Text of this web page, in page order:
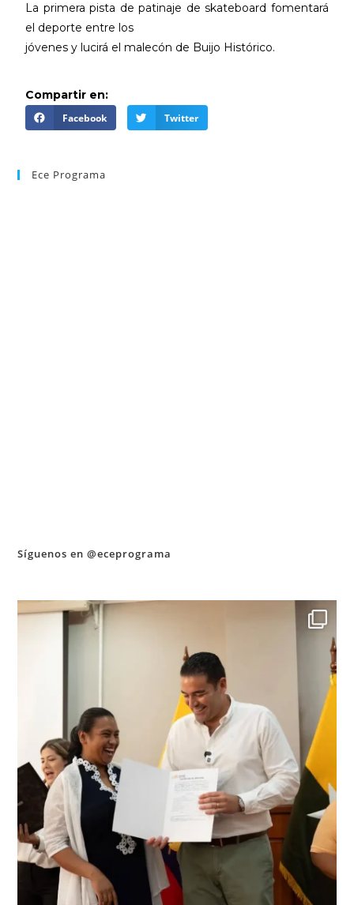
La primera pista de patinaje de skateboard fomentará
el deporte entre los
jóvenes y lucirá el malecón de Buijo Histórico.
Compartir en:
Facebook Twitter
Ece Programa
Síguenos en @eceprograma